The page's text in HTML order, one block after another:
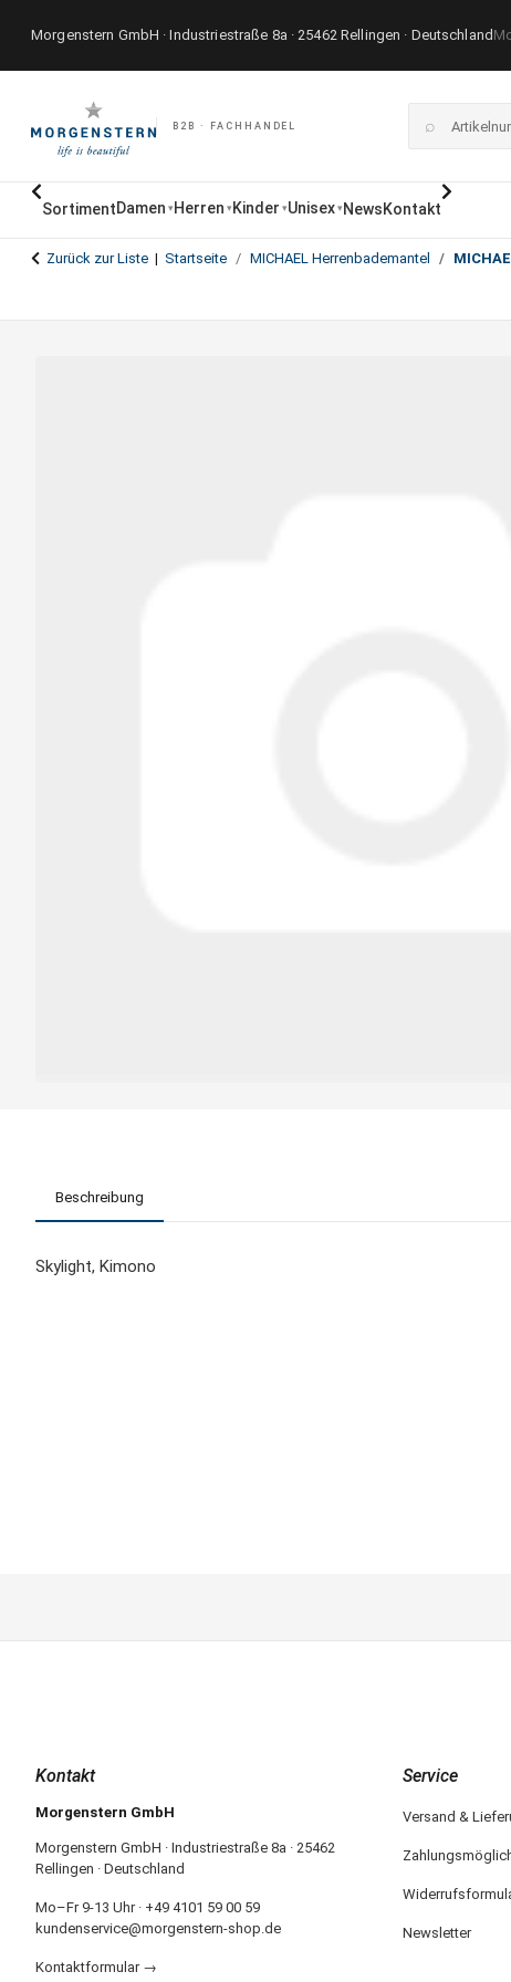
Morgenstern GmbH · Industriestraße 8a · 25462 Rellingen · Deutschland
B2B · FACHHANDEL ⌕
SortimentDamen ▾ Herren ▾ Kinder ▾Unisex ▾ NewsKontakt
Zurück zur Liste Startseite MICHAEL Herrenbademantel
Beschreibung
Skylight, Kimono
Kontakt
Morgenstern GmbH
Morgenstern GmbH · Industriestraße 8a · 25462
Rellingen · Deutschland
Mo–Fr 9-13 Uhr · +49 4101 59 00 59
kundenservice@morgenstern-shop.de
Kontaktformular →
Service
Versand &
Newsletter